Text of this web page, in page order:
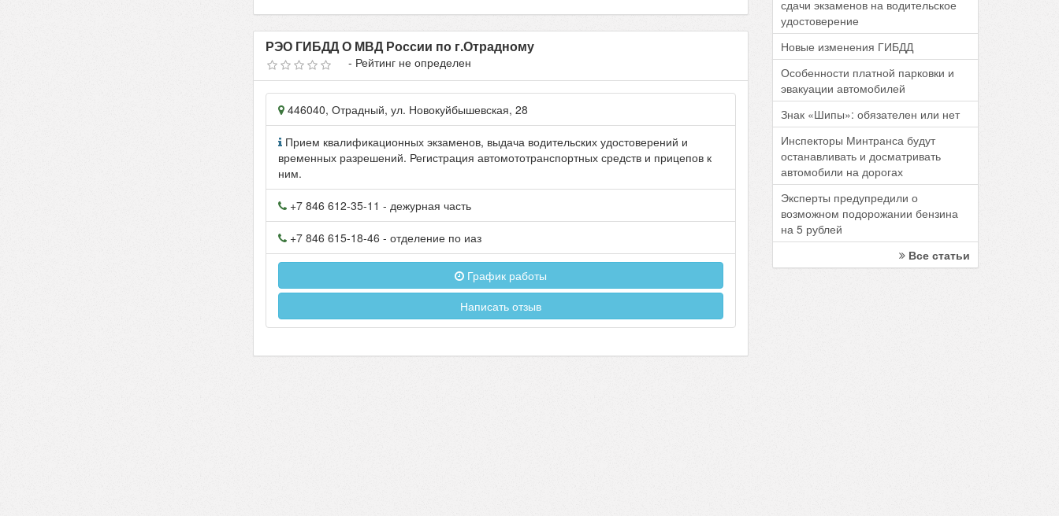
РЭО ГИБДД О МВД России по г.Отрадному
- Рейтинг не определен
446040,Отрадный, ул. Новокуйбышевская, 28
Прием квалификационных экзаменов, выдача водительских удостоверений и
временных разрешений. Регистрация автомототранспортных средств и прицепов к
ним.
+7 846 612-35-11 - дежурная часть
+7 846 615-18-46 - отделение по иаз
График работы
Написать отзыв
сдачи экзаменов на водительское
удостоверение
Новые изменения ГИБДД
Особенности платной парковки и
эвакуации автомобилей
Знак «Шипы»: обязателен или нет
Инспекторы Минтранса будут
останавливать и досматривать
автомобили на дорогах
Эксперты предупредили о
возможном подорожании бензина
на 5 рублей
Все статьи